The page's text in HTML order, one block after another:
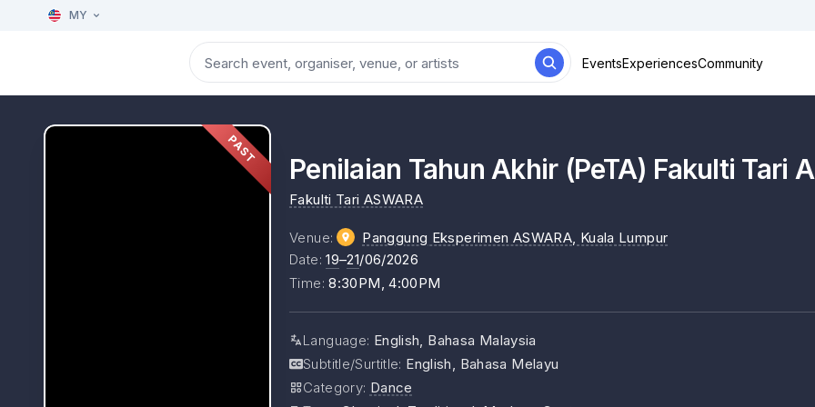
MY
EventsExperiencesCommunity
PAST
Penilaian Tahun Akhir (PeTA) Fakulti Tari
Fakulti Tari ASWARA
Venue: Panggung Eksperimen ASWARA , Kuala Lumpur
Date:19–21/06/2026
Time:8:30PM, 4:00PM
Language: English, Bahasa Malaysia
Subtitle/Surtitle: English, Bahasa Melayu
Category: Dance